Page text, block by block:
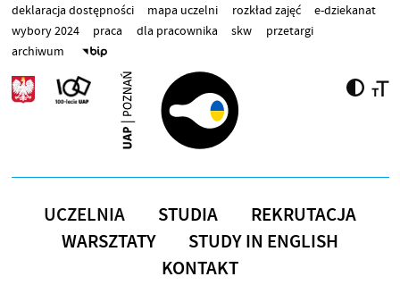
Przejdź do treści
deklaracja dostępności mapa uczelni rozkład zajęć
e-dziekanat
wybory 2024
praca dla pracownika skw
przetargi
archiwum
UCZELNIA STUDIA
REKRUTACJA
WARSZTATY
STUDY IN ENGLISH
KONTAKT